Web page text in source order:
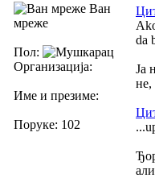
Ван
мреже
Пол:
Организација:
Име и презиме:
Поруке: 102
da
Ja
не,